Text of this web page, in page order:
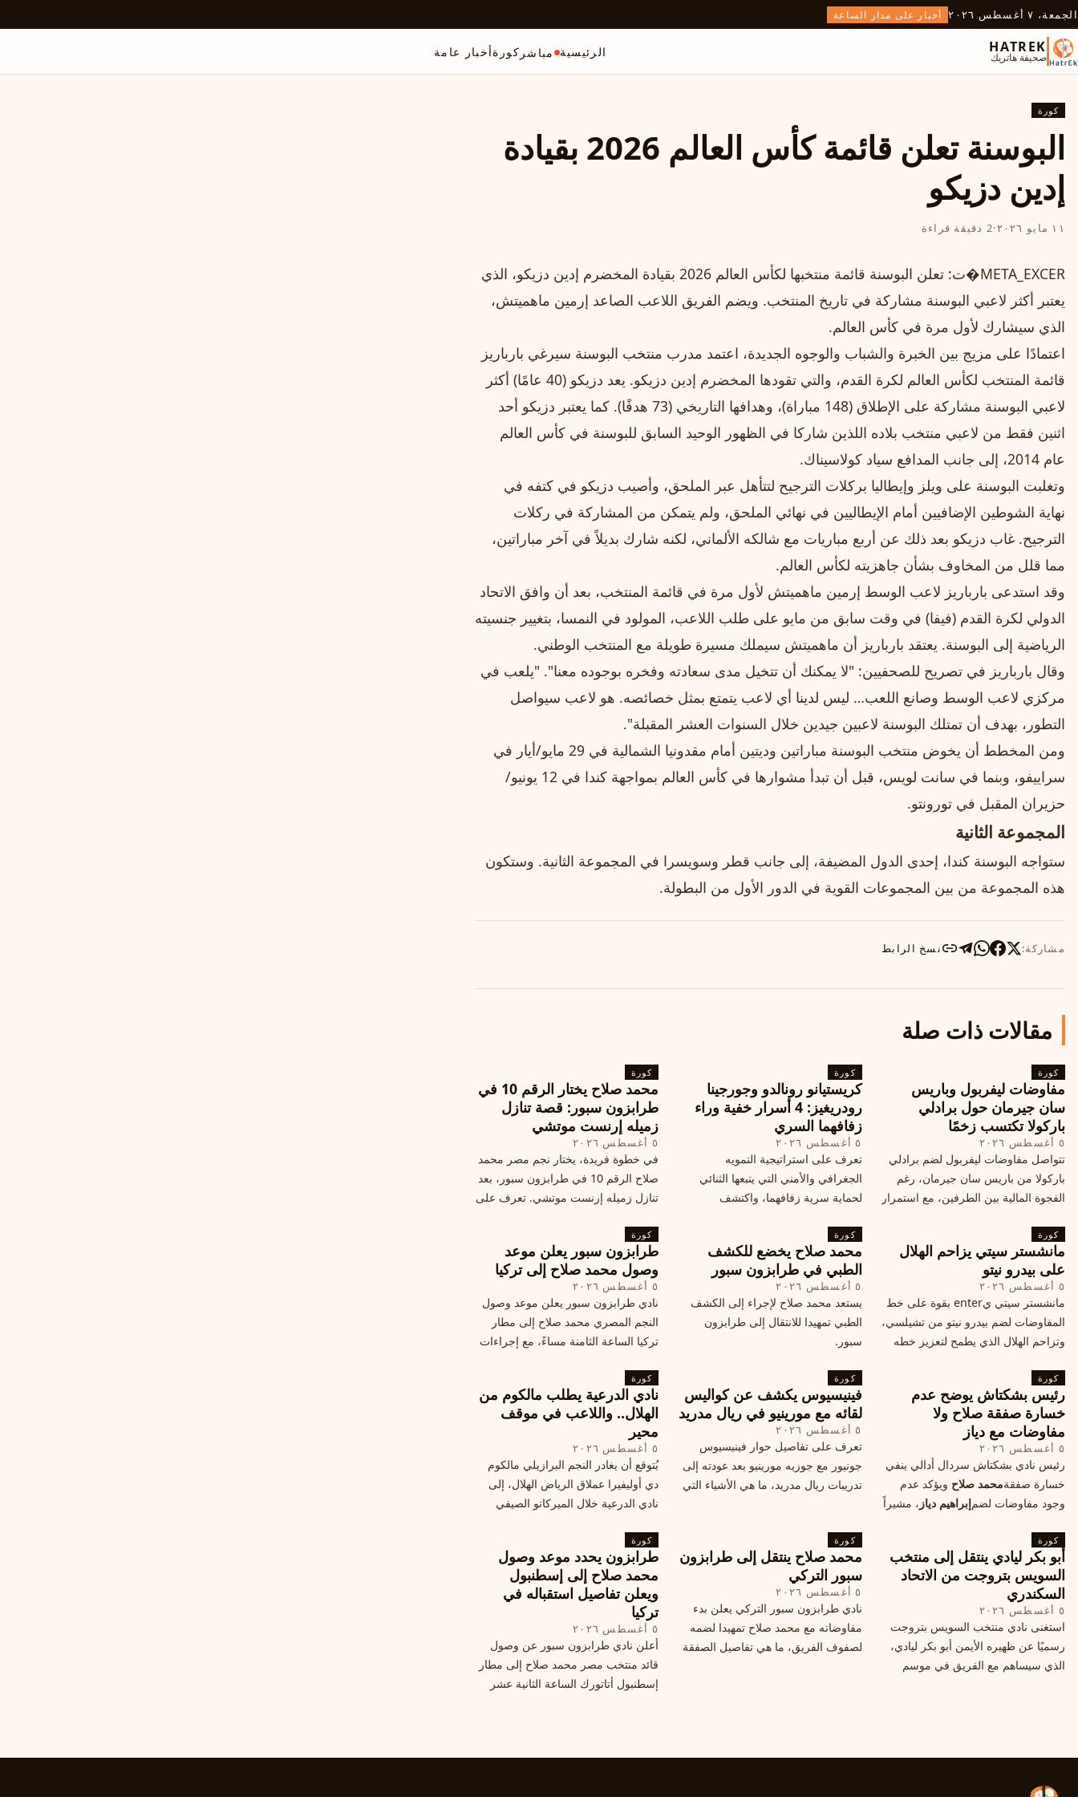
الجمعة، ٧ أغسطس ٢٠٢٦ أخبار على مدار الساعة
HATREK
صحيفة هاتريك الرئيسية مباشر كورةأخبار عامة
كورة
البوسنة تعلن قائمة كأس العالم 2026 بقيادة
إدين دزيكو
١١ مايو ٢٠٢٦ ·2 دقيقة قراءة
META_EXCER�ت: تعلن البوسنة قائمة منتخبها لكأس العالم 2026 بقيادة المخضرم إدين دزيكو، الذي
يعتبر أكثر لاعبي البوسنة مشاركة في تاريخ المنتخب. ويضم الفريق اللاعب الصاعد إرمين ماهميتش،
الذي سيشارك لأول مرة في كأس العالم.
اعتمادًا على مزيج بين الخبرة والشباب والوجوه الجديدة، اعتمد مدرب منتخب البوسنة سيرغي بارباريز
قائمة المنتخب لكأس العالم لكرة القدم، والتي تقودها المخضرم إدين دزيكو. يعد دزيكو (40 عامًا) أكثر
لاعبي البوسنة مشاركة على الإطلاق (148 مباراة)، وهدافها التاريخي (73 هدفًا). كما يعتبر دزيكو أحد
اثنين فقط من لاعبي منتخب بلاده اللذين شاركا في الظهور الوحيد السابق للبوسنة في كأس العالم
عام 2014، إلى جانب المدافع سياد كولاسيناك.
وتغلبت البوسنة على ويلز وإيطاليا بركلات الترجيح لتتأهل عبر الملحق، وأصيب دزيكو في كتفه في
نهاية الشوطين الإضافيين أمام الإيطاليين في نهائي الملحق، ولم يتمكن من المشاركة في ركلات
الترجيح. غاب دزيكو بعد ذلك عن أربع مباريات مع شالكه الألماني، لكنه شارك بديلاً في آخر مباراتين،
مما قلل من المخاوف بشأن جاهزيته لكأس العالم.
وقد استدعى بارباريز لاعب الوسط إرمين ماهميتش لأول مرة في قائمة المنتخب، بعد أن وافق الاتحاد
الدولي لكرة القدم (فيفا) في وقت سابق من مايو على طلب اللاعب، المولود في النمسا، بتغيير جنسيته
الرياضية إلى البوسنة. يعتقد بارباريز أن ماهميتش سيملك مسيرة طويلة مع المنتخب الوطني.
وقال بارباريز في تصريح للصحفيين: "لا يمكنك أن تتخيل مدى سعادته وفخره بوجوده معنا". "يلعب في
مركزي لاعب الوسط وصانع اللعب… ليس لدينا أي لاعب يتمتع بمثل خصائصه. هو لاعب سيواصل
التطور، بهدف أن تمتلك البوسنة لاعبين جيدين خلال السنوات العشر المقبلة".
ومن المخطط أن يخوض منتخب البوسنة مباراتين وديتين أمام مقدونيا الشمالية في 29 مايو/أيار في
سراييفو، وبنما في سانت لويس، قبل أن تبدأ مشوارها في كأس العالم بمواجهة كندا في 12 يونيو/
حزيران المقبل في تورونتو.
المجموعة الثانية
ستواجه البوسنة كندا، إحدى الدول المضيفة، إلى جانب قطر وسويسرا في المجموعة الثانية. وستكون
هذه المجموعة من بين المجموعات القوية في الدور الأول من البطولة.
مشاركة: نسخ الرابط
مقالات ذات صلة
كورة
مفاوضات ليفربول وباريس
سان جيرمان حول برادلي
باركولا تكتسب زخمًا
٥ أغسطس ٢٠٢٦
تتواصل مفاوضات ليفربول لضم برادلي
باركولا من باريس سان جيرمان، رغم
الفجوة المالية بين الطرفين، مع استمرار
إغلاق سوق الانتقالات
كورة
كريستيانو رونالدو وجورجينا
رودريغيز: 4 أسرار خفية وراء
زفافهما السري
٥ أغسطس ٢٠٢٦
تعرف على استراتيجية التمويه
الجغرافي والأمني التي يتبعها الثنائي
لحماية سرية زفافهما، واكتشف
في البرتغال، واعرف ما هي الخطوات
القادمة في هذا الحدث العالمي
كورة
محمد صلاح يختار الرقم 10 في
طرابزون سبور: قصة تنازل
زميله إرنست موتشي
٥ أغسطس ٢٠٢٦
في خطوة فريدة، يختار نجم مصر محمد
صلاح الرقم 10 في طرابزون سبور، بعد
تنازل زميله إرنست موتشي. تعرف على
كورة
مانشستر سيتي يزاحم الهلال
على بيدرو نيتو
٥ أغسطس ٢٠٢٦
مانشستر سيتي يenter بقوة على خط
المفاوضات لضم بيدرو نيتو من تشيلسي،
وتزاحم الهلال الذي يطمح لتعزيز خطه
كورة
محمد صلاح يخضع للكشف
الطبي في طرابزون سبور
٥ أغسطس ٢٠٢٦
يستعد محمد صلاح لإجراء إلى الكشف
الطبي تمهيدا للانتقال إلى طرابزون
سبور.
كورة
طرابزون سبور يعلن موعد
وصول محمد صلاح إلى تركيا
٥ أغسطس ٢٠٢٦
نادي طرابزون سبور يعلن موعد وصول
النجم المصري محمد صلاح إلى مطار
تركيا الساعة الثامنة مساءً، مع إجراءات
جديد ومكافآت مالية.
كورة
رئيس بشكتاش يوضح عدم
خسارة صفقة صلاح ولا
مفاوضات مع دياز
٥ أغسطس ٢٠٢٦
رئيس نادي بشكتاش سردال أدالي ينفي
خسارة صفقةمحمد صلاح ويؤكد عدم
وجود مفاوضات لضمإبراهيم دياز ، مشيراً
محتملة أخرى.
كورة
فينيسيوس يكشف عن كواليس
لقائه مع مورينيو في ريال مدريد
٥ أغسطس ٢٠٢٦
تعرف على تفاصيل حوار فينيسيوس
جونيور مع جوزيه مورينيو بعد عودته إلى
تدريبات ريال مدريد، ما هي الأشياء التي
كورة
نادي الدرعية يطلب مالكوم من
الهلال.. واللاعب في موقف
محير
٥ أغسطس ٢٠٢٦
يُتوقع أن يغادر النجم البرازيلي مالكوم
دي أوليفيرا عملاق الرياض الهلال، إلى
نادي الدرعية خلال الميركاتو الصيفي
هذا الانتقال، وسط تقارير تفيد أن الهلال
يرحب بفراقته.
كورة
أبو بكر ليادي ينتقل إلى منتخب
السويس بتروجت من الاتحاد
السكندري
٥ أغسطس ٢٠٢٦
استغنى نادي منتخب السويس بتروجت
رسميًا عن ظهيره الأيمن أبو بكر ليادي،
الذي سيساهم مع الفريق في موسم
كورة
محمد صلاح ينتقل إلى طرابزون
سبور التركي
٥ أغسطس ٢٠٢٦
نادي طرابزون سبور التركي يعلن بدء
مفاوضاته مع محمد صلاح تمهيدا لضمه
لصفوف الفريق، ما هي تفاصيل الصفقة
كورة
طرابزون يحدد موعد وصول
محمد صلاح إلى إسطنبول
ويعلن تفاصيل استقباله في
تركيا
٥ أغسطس ٢٠٢٦
أعلن نادي طرابزون سبور عن وصول
قائد منتخب مصر محمد صلاح إلى مطار
إسطنبول أتاتورك الساعة الثانية عشر
التركية الكبرى.